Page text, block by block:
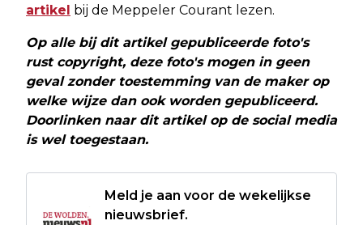
artikel bij de Meppeler Courant lezen.
Op alle bij dit artikel gepubliceerde foto's
rust copyright, deze foto's mogen in geen
geval zonder toestemming van de maker op
welke wijze dan ook worden gepubliceerd.
Doorlinken naar dit artikel op de social media
is wel toegestaan.
Meld je aan voor de wekelijkse
nieuwsbrief.